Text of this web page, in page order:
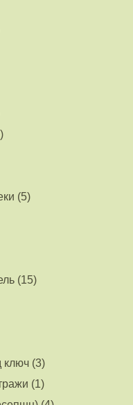
(5)
(15)
ключ (3)
(1)